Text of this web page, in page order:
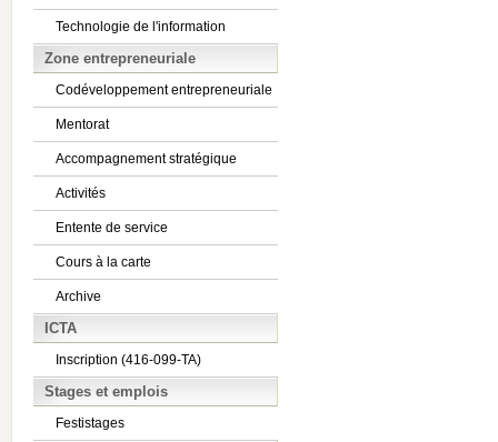
Technologie de l'information
Zone entrepreneuriale
Codéveloppement entrepreneuriale
Mentorat
Accompagnement stratégique
Activités
Entente de service
Cours à la carte
Archive
ICTA
Inscription (416-099-TA)
Stages et emplois
Festistages